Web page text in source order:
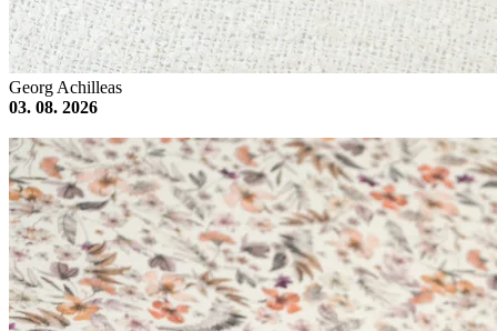
Georg Achilleas
03. 08. 2026